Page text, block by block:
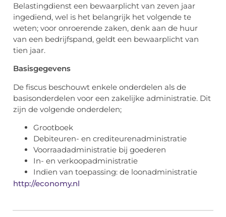
Belastingdienst een bewaarplicht van zeven jaar
ingediend, wel is het belangrijk het volgende te
weten; voor onroerende zaken, denk aan de huur
van een bedrijfspand, geldt een bewaarplicht van
tien jaar.
Basisgegevens
De fiscus beschouwt enkele onderdelen als de
basisonderdelen voor een zakelijke administratie. Dit
zijn de volgende onderdelen;
Grootboek
Debiteuren- en crediteurenadministratie
Voorraadadministratie bij goederen
In- en verkoopadministratie
Indien van toepassing: de loonadministratie
http://economy.nl